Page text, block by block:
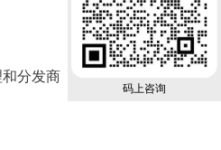
和分发商
码上咨询